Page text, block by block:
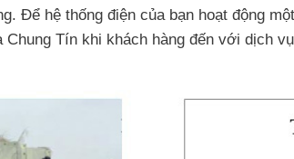
Để hệ thống điện của bạn hoạt động
Tín khi khách hàng đến với dịch